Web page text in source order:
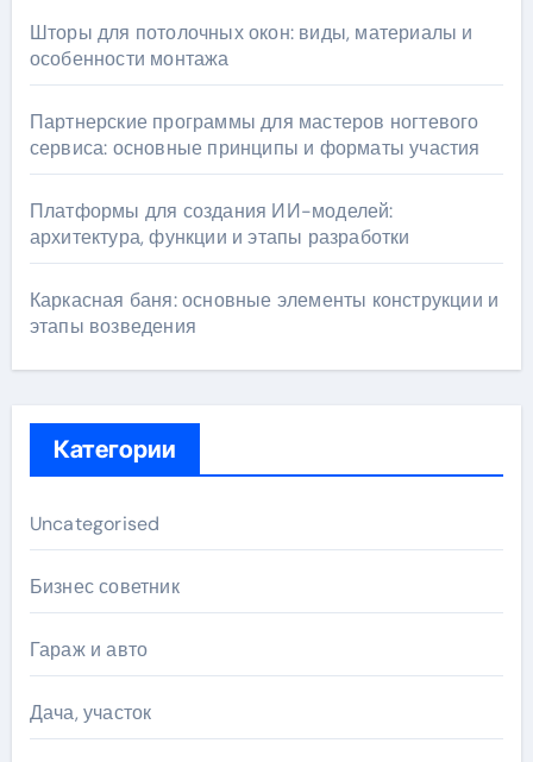
Шторы для потолочных окон: виды, материалы и
особенности монтажа
Партнерские программы для мастеров ногтевого
сервиса: основные принципы и форматы участия
Платформы для создания ИИ-моделей:
архитектура, функции и этапы разработки
Каркасная баня: основные элементы конструкции и
этапы возведения
Категории
Uncategorised
Бизнес советник
Гараж и авто
Дача, участок